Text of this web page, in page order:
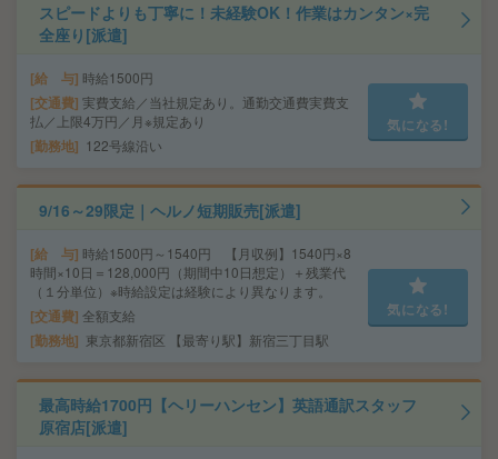
スピードよりも丁寧に！未経験OK！作業はカンタン×完
全座り[派遣]
給 与 時給1500円
交通費 実費支給／当社規定あり。通勤交通費実費支
払／上限4万円／月※規定あり
勤務地 122号線沿い
気になる!
9/16～29限定｜ヘルノ短期販売[派遣]
給 与 時給1500円～1540円 【月収例】1540円×8
時間×10日＝128,000円（期間中10日想定）＋残業代
（１分単位）※時給設定は経験により異なります。
交通費 全額支給
勤務地 東京都新宿区 【最寄り駅】新宿三丁目駅
気になる!
最高時給1700円【ヘリーハンセン】英語通訳スタッフ
原宿店[派遣]